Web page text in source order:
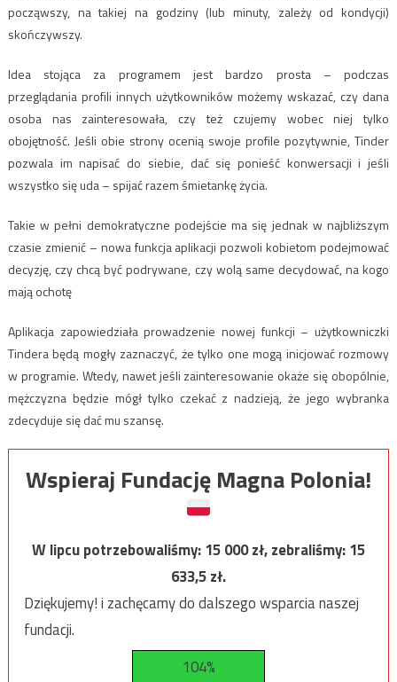
począwszy, na takiej na godziny (lub minuty, zależy od kondycji)
skończywszy.
Idea stojąca za programem jest bardzo prosta – podczas
przeglądania profili innych użytkowników możemy wskazać, czy dana
osoba nas zainteresowała, czy też czujemy wobec niej tylko
obojętność. Jeśli obie strony ocenią swoje profile pozytywnie, Tinder
pozwala im napisać do siebie, dać się ponieść konwersacji i jeśli
wszystko się uda – spijać razem śmietankę życia.
Takie w pełni demokratyczne podejście ma się jednak w najbliższym
czasie zmienić – nowa funkcja aplikacji pozwoli kobietom podejmować
decyzję, czy chcą być podrywane, czy wolą same decydować, na kogo
mają ochotę
Aplikacja zapowiedziała prowadzenie nowej funkcji – użytkowniczki
Tindera będą mogły zaznaczyć, że tylko one mogą inicjować rozmowy
w programie. Wtedy, nawet jeśli zainteresowanie okaże się obopólnie,
mężczyzna będzie mógł tylko czekać z nadzieją, że jego wybranka
zdecyduje się dać mu szansę.
Wspieraj Fundację Magna Polonia!
W lipcu potrzebowaliśmy:15 000zł, zebraliśmy:15
633,5zł.
Dziękujemy! i zachęcamy do dalszego wsparcia naszej
fundacji.
104%